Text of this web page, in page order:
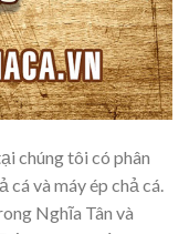
chúng tôi có phân
cá và máy ép chả cá.
Nghĩa Tân và